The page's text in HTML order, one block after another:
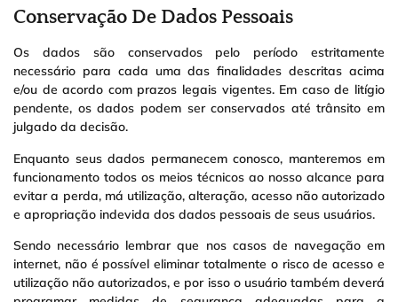
Conservação De Dados Pessoais
Os dados são conservados pelo período estritamente
necessário para cada uma das finalidades descritas acima
e/ou de acordo com prazos legais vigentes. Em caso de litígio
pendente, os dados podem ser conservados até trânsito em
julgado da decisão.
Enquanto seus dados permanecem conosco, manteremos em
funcionamento todos os meios técnicos ao nosso alcance para
evitar a perda, má utilização, alteração, acesso não autorizado
e apropriação indevida dos dados pessoais de seus usuários.
Sendo necessário lembrar que nos casos de navegação em
internet, não é possível eliminar totalmente o risco de acesso e
utilização não autorizados, e por isso o usuário também deverá